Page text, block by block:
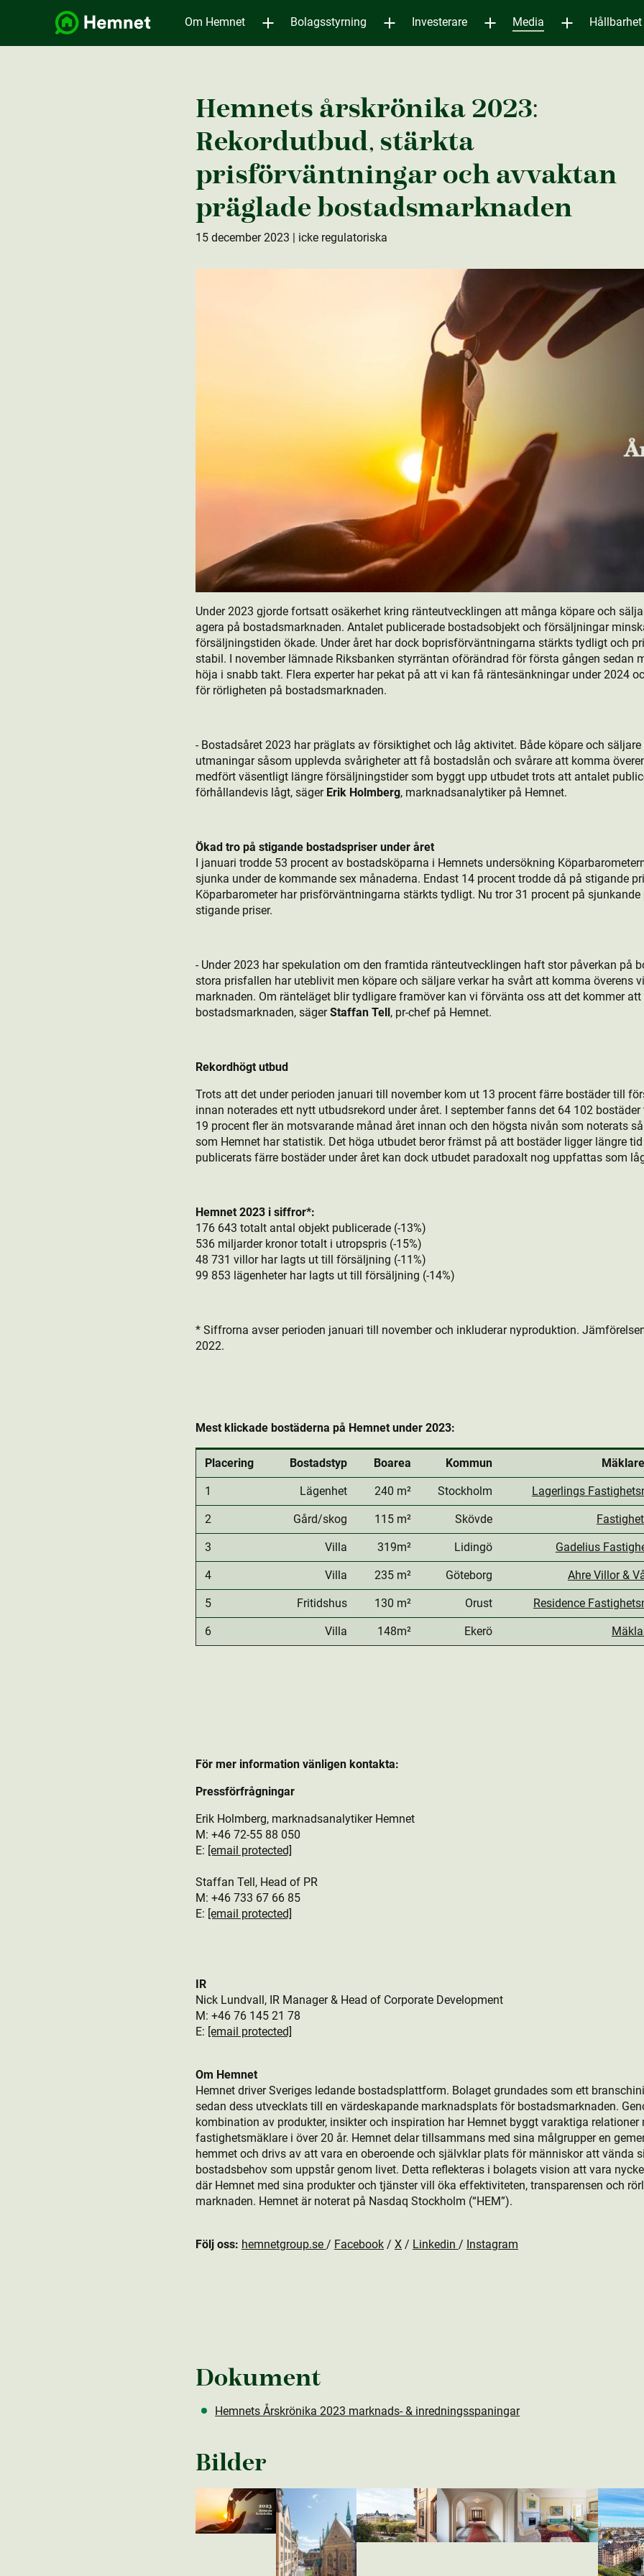
Om Hemnet Bolagsstyrning Investerare Media Hållbarhet
Hemnets årskrönika 2023:
Rekordutbud, stärkta
prisförväntningar och avvaktan
präglade bostads­marknaden
15 december 2023 | icke regulatoriska
Under 2023 gjorde fortsatt osäkerhet kring ränteutvecklingen att många köpare och
agera på bostads­marknaden. Antalet publicerade bostads­objekt och försäljningar
försäljningstiden ökade. Under året har dock boprisförväntningarna stärkts tydligt och
stabil. I november lämnade Riksbanken styrräntan oförändrad för första gången sedan
höja i snabb takt. Flera experter har pekat på att vi kan få räntesänkningar under 2024
för rörligheten på bostads­marknaden.
- Bostadsåret 2023 har präglats av försiktighet och låg aktivitet. Både köpare och
utmaningar såsom upplevda svårigheter att få bostads­lån och svårare att komma
medfört väsentligt längre försäljningstider som byggt upp utbudet trots att antalet
förhållandevis lågt, säger Erik Holmberg, marknadsanalytiker på Hemnet.
Ökad tro på stigande bostads­priser under året
I januari trodde 53 procent av bostads­köparna i Hemnets undersökning
sjunka under de kommande sex månaderna. Endast 14 procent trodde då på stigande
Köparbarometer har prisförväntningarna stärkts tydligt. Nu tror 31 procent på sjunkande
stigande priser.
- Under 2023 har spekulation om den framtida ränteutvecklingen haft stor påverkan på
stora prisfallen har uteblivit men köpare och säljare verkar ha svårt att komma överens
marknaden. Om ränteläget blir tydligare framöver kan vi förvänta oss att det kommer
bostads­marknaden, sägerStaffan Tell, pr-chef på Hemnet.
Rekordhögt utbud
Trots att det under perioden januari till november kom ut 13 procent färre bostäder till
innan noterades ett nytt utbudsrekord under året. I september fanns det 64 102
19 procent fler än motsvarande månad året innan och den högsta nivån som noterats
som Hemnet har statistik. Det höga utbudet beror främst på att bostäder ligger längre
publicerats färre bostäder under året kan dock utbudet paradoxalt nog uppfattas som
Hemnet 2023 i siffror*:
176 643 totalt antal objekt publicerade (-13%)
536 miljarder kronor totalt i utropspris (-15%)
48 731 villor har lagts ut till försäljning (-11%)
99 853 lägenheter har lagts ut till försäljning (-14%)
* Siffrorna avser perioden januari till november och inkluderar nyprodukt­ion.
2022.
Mest klickade bostäderna på Hemnet under 2023:
Placering Bostads­typ Boarea Kommun
1 Lägenhet 240 m² Stockholm Lagerlings
2 Gård/skog 115 m² Skövde
3 Villa 319m² Lidingö Gadelius
4 Villa 235 m² Göteborg Ahre Villor &
5 Fritidshus 130 m² Orust Residence
6 Villa 148m² Ekerö
För mer information vänligen kontakta:
Pressförfrågningar
Erik Holmberg, marknadsanalytiker Hemnet
M: +46 72-55 88 050
E: [email protected]
Staffan Tell, Head of PR
M: +46 733 67 66 85
E: [email protected]
IR
Nick Lundvall, IR Manager & Head of Corporate Development
M: +46 76 145 21 78
E: [email protected]
Om Hemnet
Hemnet driver Sveriges ledande bostads­plattform. Bolaget grundades som ett
sedan dess utvecklats till en värdeskapande marknadsplats för bostads­marknaden.
kombination av produkt­er, insikter och inspiration har Hemnet byggt varaktiga relationer
fastighetsmäklare i över 20 år. Hemnet delar tillsammans med sina målgrupper en
hemmet och drivs av att vara en oberoende och självklar plats för människor att vända
bostads­behov som uppstår genom livet. Detta reflekteras i bolagets vision att vara
där Hemnet med sina produkt­er och tjänster vill öka effektiviteten, transparensen och
marknaden. Hemnet är noterat på Nasdaq Stockholm (“HEM”).
Följ oss: hemnetgroup.se / Facebook/ X/ Linkedin / Instagram
Dokument
Hemnets Årskrönika 2023 marknads- & inredningsspaningar
Bilder